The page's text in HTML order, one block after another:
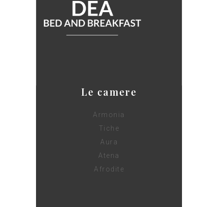
Le camere
Armonia
Tiche
Aura
Atena
Afrodite